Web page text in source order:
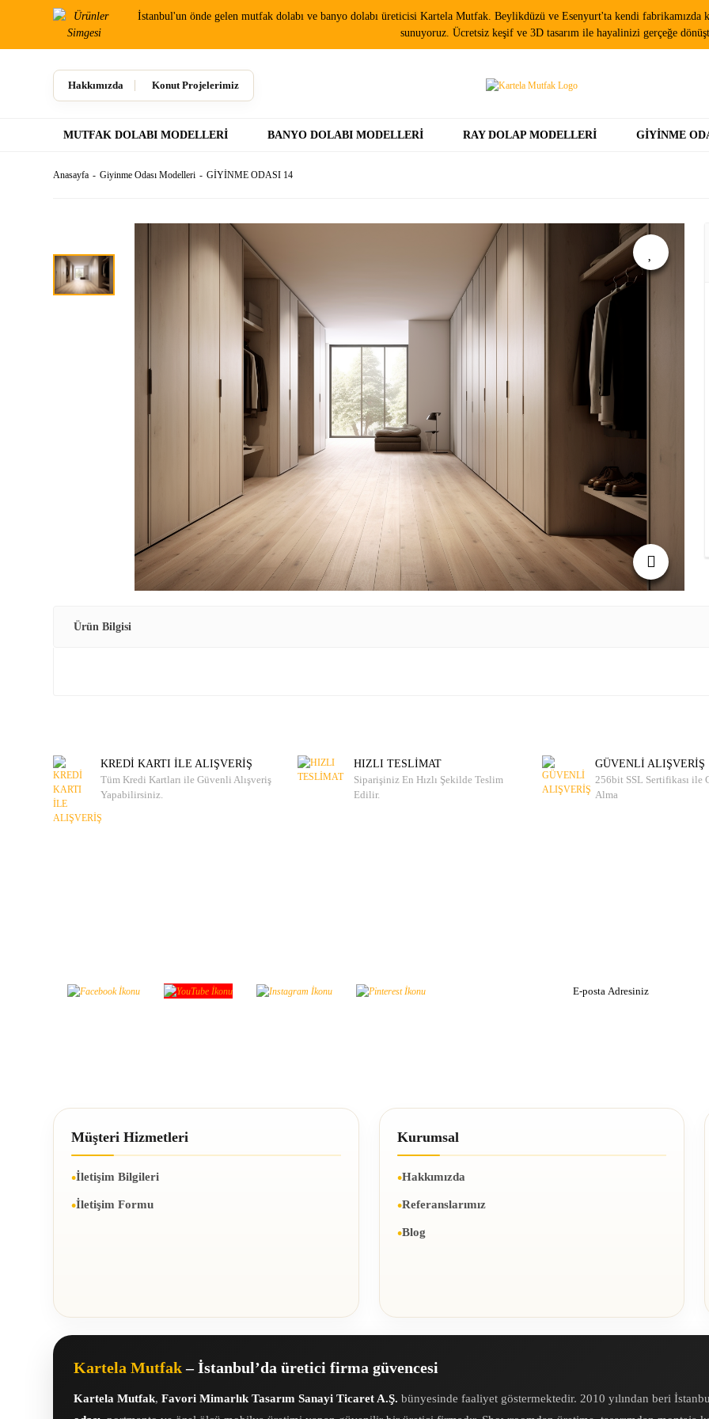
İstanbul'un önde gelen mutfak dolabı ve banyo dolabı üreticisi Kartela Mutfak. Beylikdüzü ve Esenyurt'ta kendi
sunuyoruz. Ücretsiz keşif ve 3D tasarım ile hayalinizi gerçeğe
Hakkımızda Konut Projelerimiz
MUTFAK DOLABI MODELLERI BANYO DOLABI MODELLERI RAY DOLAP MODELLERI GIYINME
Anasayfa Giyinme Odası Modelleri GİYİNME ODASI 14
Ürün Bilgisi
KREDİ KARTI İLE ALIŞVERİŞ
Tüm Kredi Kartları ile Güvenli Alışveriş
Yapabilirsiniz.
HIZLI TESLİMAT
Siparişiniz En Hızlı Şekilde Teslim
Edilir.
GÜVENLİ ALIŞVERİŞ
256bit SSL Sertifikası ile
Alma
Müşteri Hizmetleri
İletişim Bilgileri
İletişim Formu
Kurumsal
Hakkımızda
Referanslarımız
Blog
Kartela Mutfak– İstanbul’da üretici firma güvencesi
Kartela Mutfak, Favori Mimarlık Tasarım Sanayi Ticaret A.Ş. bünyesinde faaliyet göstermektedir. 2010 yılından beri